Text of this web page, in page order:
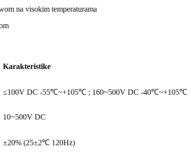
na visokim temperaturama
Karakteristike
≤100V DC -55℃~+105℃ ; 160~500V DC -40℃~+105℃
10~500V DC
±20% (25±2℃ 120Hz)